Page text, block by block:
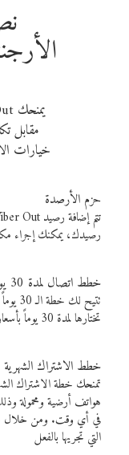
مقابل
خيارات
حزم الأرصدة
رصيدك، يمكنك إجراء
خطط اتصال لمدة 30 يومًا
تتيح
تختارها لمدة 30 يوماً بأسعار فايبر المنخفضة.
خطط الاشتراك الشهرية
تمنحك خطة الاشتراك
هواتف أرضية ومحمولة
في أي وقت. ومن خلال
التي تجريها بالفعل